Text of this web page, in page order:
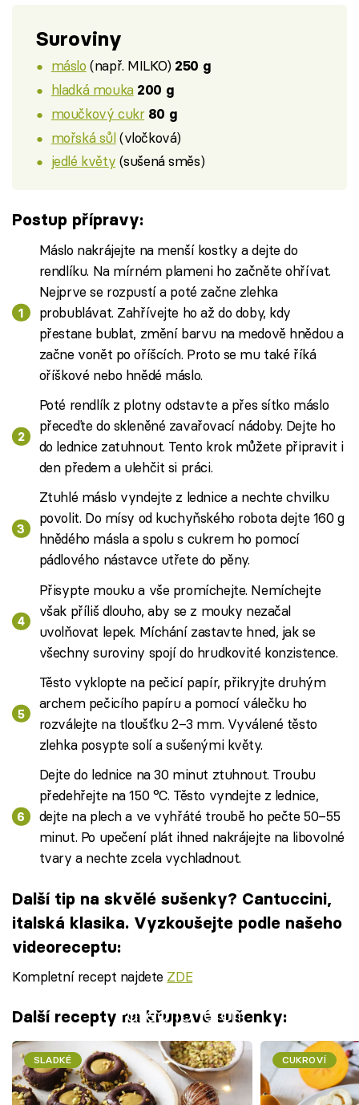
Suroviny
máslo (např. MILKO) 250 g
hladká mouka 200 g
moučkový cukr 80 g
mořská sůl(vločková)
jedlé květy (sušená směs)
Postup přípravy:
Máslo nakrájejte na menší kostky a dejte do
rendlíku. Na mírném plameni ho začněte ohřívat.
Nejprve se rozpustí a poté začne zlehka
probublávat. Zahřívejte ho až do doby, kdy
přestane bublat, změní barvu na medově hnědou a
začne vonět po oříšcích. Proto se mu také říká
oříškové nebo hnědé máslo.
Poté rendlík z plotny odstavte a přes sítko máslo
přeceďte do skleněné zavařovací nádoby. Dejte ho
do lednice zatuhnout. Tento krok můžete připravit i
den předem a ulehčit si práci.
Ztuhlé máslo vyndejte z lednice a nechte chvilku
povolit. Do mísy od kuchyňského robota dejte 160 g
hnědého másla a spolu s cukrem ho pomocí
pádlového nástavce utřete do pěny.
Přisypte mouku a vše promíchejte. Nemíchejte
však příliš dlouho, aby se z mouky nezačal
uvolňovat lepek. Míchání zastavte hned, jak se
všechny suroviny spojí do hrudkovité konzistence.
Těsto vyklopte na pečicí papír, přikryjte druhým
archem pečicího papíru a pomocí válečku ho
rozválejte na tloušťku 2–3 mm. Vyválené těsto
zlehka posypte solí a sušenými květy.
Dejte do lednice na 30 minut ztuhnout. Troubu
předehřejte na 150 °C. Těsto vyndejte z lednice,
dejte na plech a ve vyhřáté troubě ho pečte 50–55
minut. Po upečení plát ihned nakrájejte na libovolné
tvary a nechte zcela vychladnout.
Další tip na skvělé sušenky? Cantuccini,
italská klasika. Vyzkoušejte podle našeho
videoreceptu:
Kompletní recept najdete ZDE
Failed to fetch
Další recepty na křupavé sušenky:
SLADKÉ CUKROVÍ